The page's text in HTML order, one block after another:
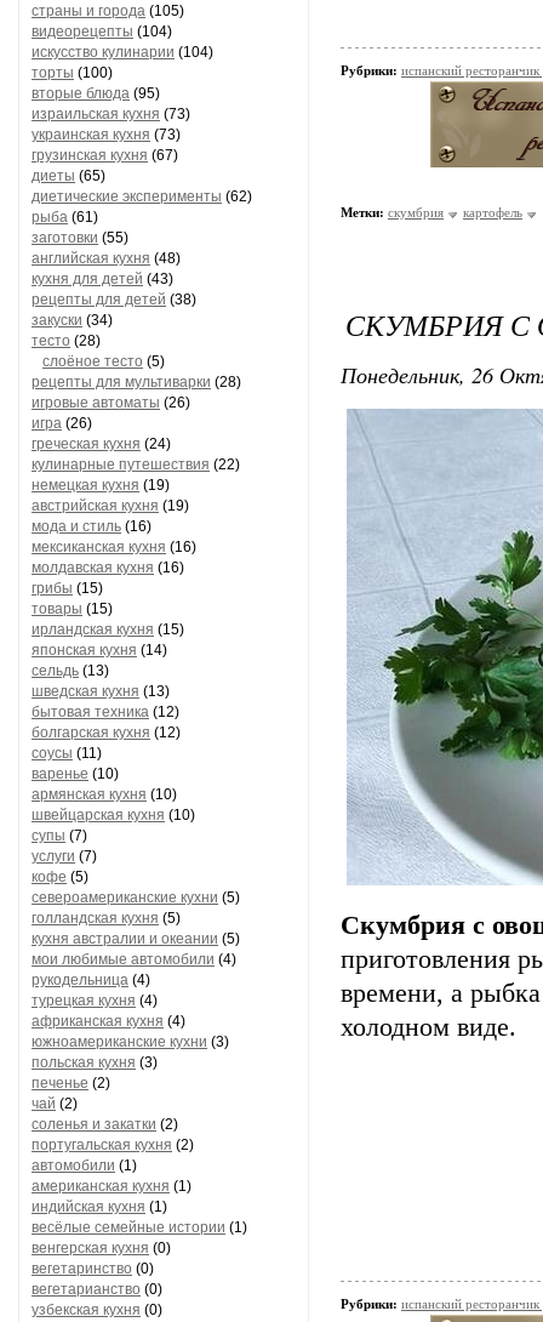
страны и города (105)
видеорецепты (104)
искусство кулинарии (104)
торты (100)
вторые блюда (95)
израильская кухня (73)
украинская кухня (73)
грузинская кухня (67)
диеты (65)
диетические эксперименты (62)
рыба (61)
заготовки (55)
английская кухня (48)
кухня для детей (43)
рецепты для детей (38)
закуски (34)
тесто (28)
слоёное тесто (5)
рецепты для мультиварки (28)
игровые автоматы (26)
игра (26)
греческая кухня (24)
кулинарные путешествия (22)
немецкая кухня (19)
австрийская кухня (19)
мода и стиль (16)
мексиканская кухня (16)
молдавская кухня (16)
грибы (15)
товары (15)
ирландская кухня (15)
японская кухня (14)
сельдь (13)
шведская кухня (13)
бытовая техника (12)
болгарская кухня (12)
соусы (11)
варенье (10)
армянская кухня (10)
швейцарская кухня (10)
супы (7)
услуги (7)
кофе (5)
североамериканские кухни (5)
голландская кухня (5)
кухня австралии и океании (5)
мои любимые автомобили (4)
рукодельница (4)
турецкая кухня (4)
африканская кухня (4)
южноамериканские кухни (3)
польская кухня (3)
печенье (2)
чай (2)
соленья и закатки (2)
португальская кухня (2)
автомобили (1)
американская кухня (1)
индийская кухня (1)
весёлые семейные истории (1)
венгерская кухня (0)
вегетаринство (0)
вегетарианство (0)
узбекская кухня (0)
Рубрики: испанский
Метки: скумбрия картофель
СКУМБРИЯ С
Понедельник, 26
Скумбрия с
приготовления
времени, а рыбка
холодном виде.
Рубрики: испанский